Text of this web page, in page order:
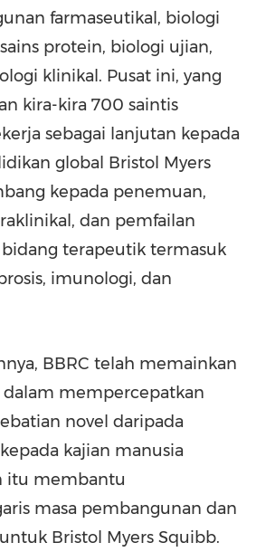
farmaseutikal, biologi
protein, biologi ujian,
klinikal. Pusat ini, yang
kira-kira 700 saintis
sebagai lanjutan kepada
global Bristol Myers
kepada penemuan,
dan pemfailan
terapeutik termasuk
imunologi, dan
BBRC telah memainkan
mempercepatkan
novel daripada
kajian manusia
itu membantu
masa pembangunan dan
Bristol Myers Squibb.